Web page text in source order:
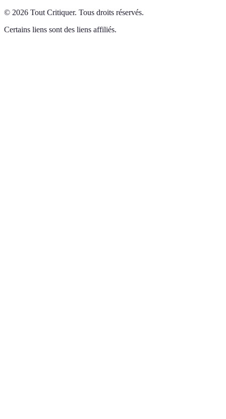
© 2026 Tout Critiquer. Tous droits réservés.
Certains liens sont des liens affiliés.